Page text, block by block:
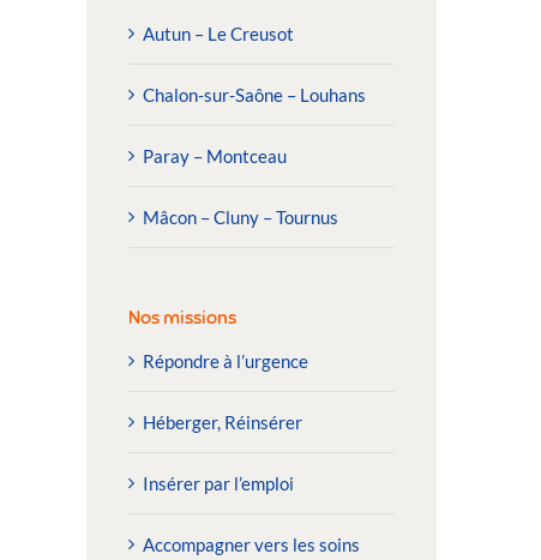
Autun – Le Creusot
Chalon-sur-Saône – Louhans
Paray – Montceau
Mâcon – Cluny – Tournus
Nos missions
Répondre à l’urgence
Héberger, Réinsérer
Insérer par l’emploi
Accompagner vers les soins